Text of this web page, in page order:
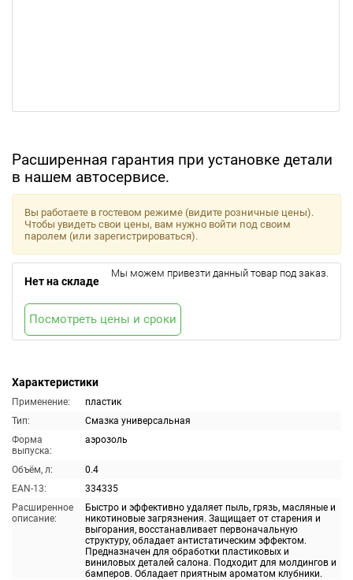
Расширенная гарантия при установке детали
в нашем автосервисе.
Характеристики
Применение:
пластик
Тип:
Смазка универсальная
Форма
выпуска:
аэрозоль
Объём, л:
0.4
EAN-13:
334335
Расширенное
описание:
Быстро и эффективно удаляет пыль, грязь, масляные и
никотиновые загрязнения. Защищает от старения и
выгорания, восстанавливает первоначальную
структуру, обладает антистатическим эффектом.
Предназначен для обработки пластиковых и
виниловых деталей салона. Подходит для молдингов и
бамперов. Обладает приятным ароматом клубники.
Вы работаете в гостевом режиме (видите розничные цены).
Чтобы увидеть свои цены, вам нужно войти под своим
паролем (или зарегистрироваться).
Нет на складе
Мы можем привезти данный товар под заказ.
Посмотреть цены и сроки